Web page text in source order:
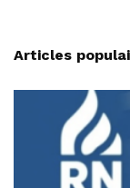
Articles